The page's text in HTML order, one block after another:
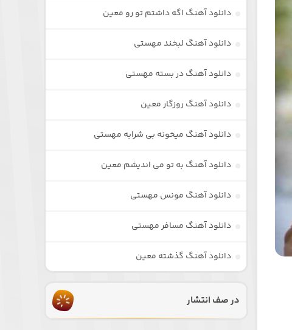
دانلود آهنگ اگه داشتم تو رو معین
دانلود آهنگ لبخند مهستی
دانلود آهنگ در بسته مهستی
دانلود آهنگ روزگار معین
دانلود آهنگ میخونه بی شرابه مهستی
دانلود آهنگ به تو می اندیشم معین
دانلود آهنگ مونس مهستی
دانلود آهنگ مسافر مهستی
دانلود آهنگ گذشته معین
در صف انتشار